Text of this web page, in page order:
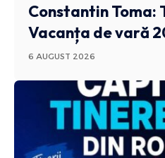
Constantin Toma:
Vacanța de vară
6 AUGUST 2026